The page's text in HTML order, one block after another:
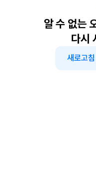
알 수 없는
다시
새로고침